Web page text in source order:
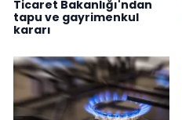
Ticaret Bakanlığı'ndan
tapu ve gayrimenkul
kararı